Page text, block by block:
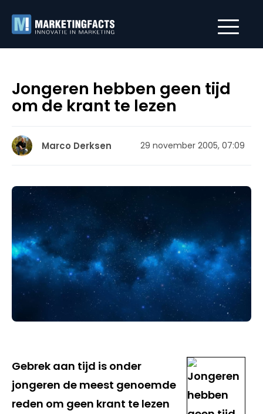
Jongeren hebben geen tijd
om de krant te lezen
Marco Derksen 29 november 2005, 07:09
Gebrek aan tijd is onder
jongeren de meest genoemde
reden om geen krant te lezen